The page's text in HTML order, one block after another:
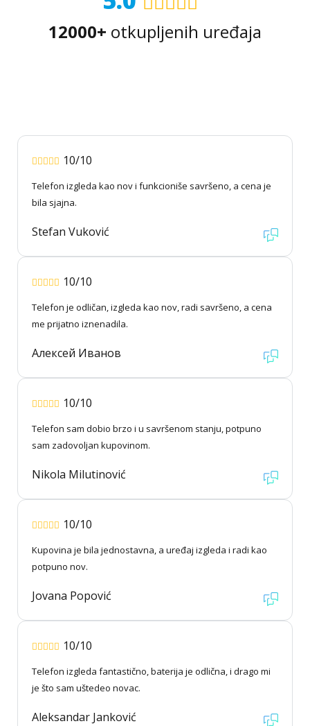
12000+ otkupljenih uređaja
10/10
Telefon izgleda kao nov i funkcioniše savršeno, a cena je
bila sjajna.
Stefan Vuković
10/10
Telefon je odličan, izgleda kao nov, radi savršeno, a cena
me prijatno iznenadila.
Алексей Иванов
10/10
Telefon sam dobio brzo i u savršenom stanju, potpuno
sam zadovoljan kupovinom.
Nikola Milutinović
10/10
Kupovina je bila jednostavna, a uređaj izgleda i radi kao
potpuno nov.
Jovana Popović
10/10
Telefon izgleda fantastično, baterija je odlična, i drago mi
je što sam uštedeo novac.
Aleksandar Janković